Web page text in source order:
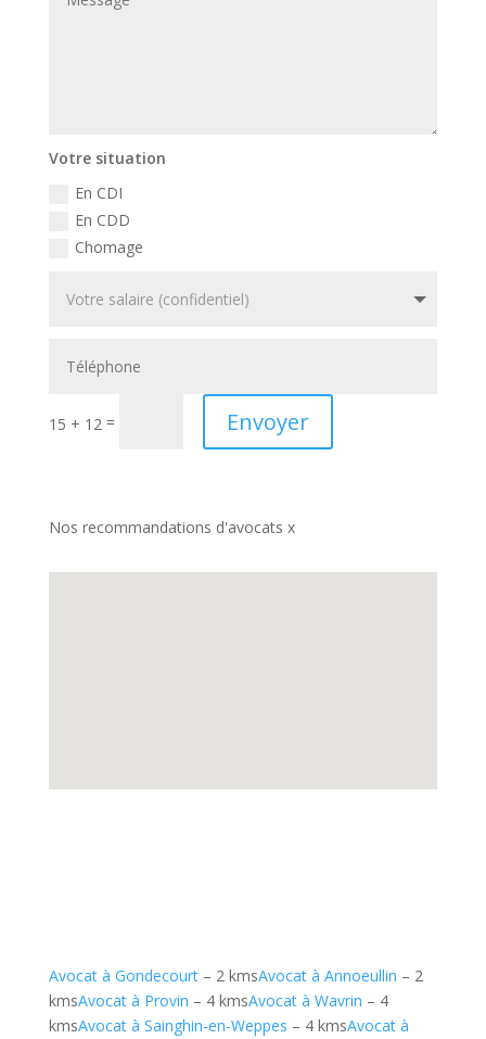
Votre situation
En CDI
En CDD
Chomage
15 + 12 = Envoyer
Nos recommandations d'avocats x
Avocat à Gondecourt– 2 kmsAvocat à Annoeullin – 2
kmsAvocat à Provin – 4 kmsAvocat à Wavrin – 4
kmsAvocat à Sainghin-en-Weppes – 4 kmsAvocat à